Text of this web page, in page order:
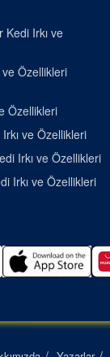
Irkı ve
Özellikleri
Özellikleri
ve Özellikleri
Irkı ve Özellikleri
Irkı ve Özellikleri